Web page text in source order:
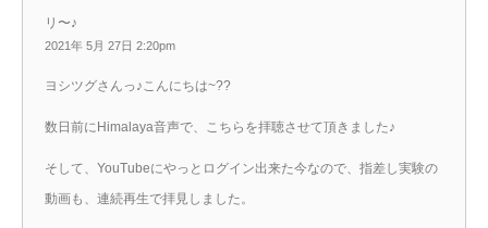
リ〜♪
2021年 5月 27日 2:20pm
ヨシツグさんっ♪こんにちは~??
数日前にHimalaya音声で、こちらを拝聴させて頂きました♪
そして、YouTubeにやっとログイン出来た今なので、指差し実験の
動画も、連続再生で拝見しました。